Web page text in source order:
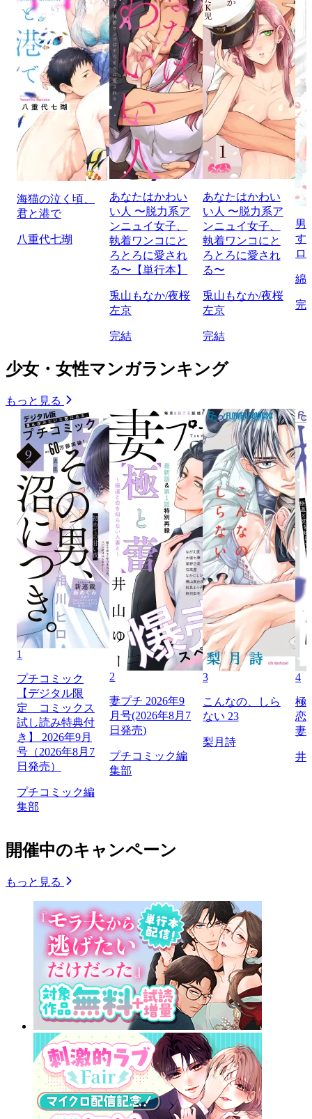
海猫の泣く頃、
君と港で
八重代七瑚
あなたはかわい
い人 〜脱力系ア
ンニュイ女子、
執着ワンコにと
ろとろに愛され
る〜【単行本】
兎山もなか/夜桜
左京
完結
あなたはかわい
い人 〜脱力系ア
ンニュイ女子、
執着ワンコにと
ろとろに愛され
る〜
兎山もなか/夜桜
左京
完結
男
す
ロ
綿
完
少女・女性マンガランキング
もっと見る
1
プチコミック
【デジタル限
定 コミックス
試し読み特典付
き】 2026年9月
号（2026年8月7
日発売）
プチコミック編
集部
2
妻プチ 2026年9
月号(2026年8月7
日発売)
プチコミック編
集部
3
こんなの、しら
ない 23
梨月詩
4
極
恋
妻
井
開催中のキャンペーン
もっと見る